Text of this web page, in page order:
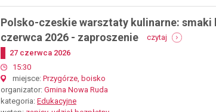
społecznych
miejscowego
planu
ogólnego
nowa
ruda
Polsko-czeskie warsztaty kulinarne: smaki
czerwca 2026 - zaproszenie
czytaj
polsko-
Dodano
27 czerwca 2026
start
15:30
miejsce Przygórze, boisko
organizator Gmina Nowa Ruda
kategoria Edukacyjne